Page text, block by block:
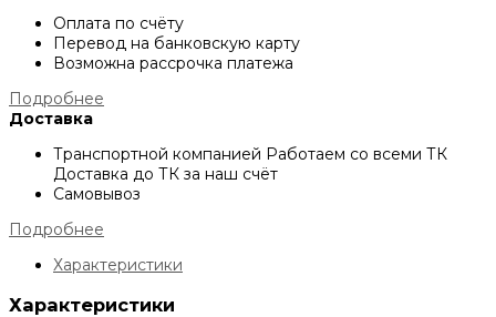
Оплата по счёту
Перевод на банковскую карту
Возможна рассрочка платежа
Подробнее
Доставка
Транспортной компанией Работаем со всеми ТК
Доставка до ТК за наш счёт
Самовывоз
Подробнее
Характеристики
Характеристики